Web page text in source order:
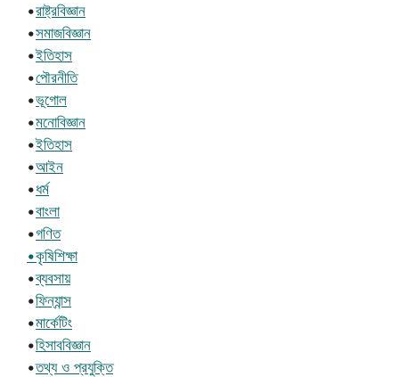
•রাষ্ট্রবিজ্ঞান
•সমাজবিজ্ঞান
•ইতিহাস
•পৌরনীতি
•ভূগোল
•মনোবিজ্ঞান
•ইতিহাস
•আইন
•ধর্ম
•বাংলা
•গণিত
•কৃষিশিক্ষা
•ব্যবসায়
•ফিন্যান্স
•মার্কেটিং
•হিসাববিজ্ঞান
•তথ্য ও প্রযুক্তি